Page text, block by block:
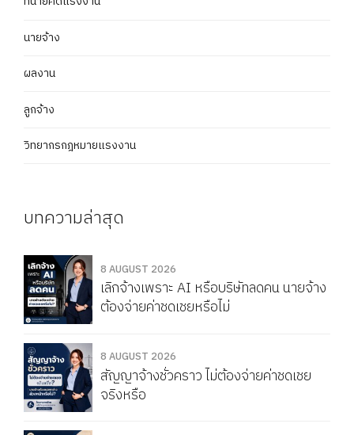
นายจ้าง
ผลงาน
ลูกจ้าง
วิทยากรกฎหมายแรงงาน
บทความล่าสุด
8 AUGUST 2026
เลิกจ้างเพราะ AI หรือบริษัทลดคน นายจ้าง
ต้องจ่ายค่าชดเชยหรือไม่
8 AUGUST 2026
สัญญาจ้างชั่วคราว ไม่ต้องจ่ายค่าชดเชย
จริงหรือ